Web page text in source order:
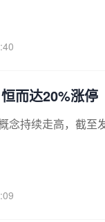
而达20%涨停
念持续走高，截